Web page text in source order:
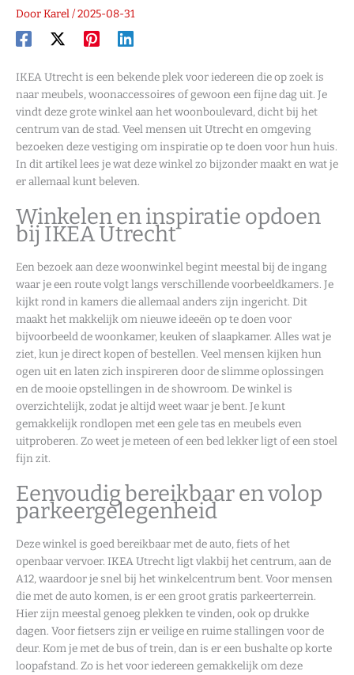
DoorKarel/2025-08-31
IKEA Utrecht is een bekende plek voor iedereen die op zoek is
naar meubels, woonaccessoires of gewoon een fijne dag uit. Je
vindt deze grote winkel aan het woonboulevard, dicht bij het
centrum van de stad. Veel mensen uit Utrecht en omgeving
bezoeken deze vestiging om inspiratie op te doen voor hun huis.
In dit artikel lees je wat deze winkel zo bijzonder maakt en wat je
er allemaal kunt beleven.
Winkelen en inspiratie opdoen
bij IKEA Utrecht
Een bezoek aan deze woonwinkel begint meestal bij de ingang
waar je een route volgt langs verschillende voorbeeldkamers. Je
kijkt rond in kamers die allemaal anders zijn ingericht. Dit
maakt het makkelijk om nieuwe ideeën op te doen voor
bijvoorbeeld de woonkamer, keuken of slaapkamer. Alles wat je
ziet, kun je direct kopen of bestellen. Veel mensen kijken hun
ogen uit en laten zich inspireren door de slimme oplossingen
en de mooie opstellingen in de showroom. De winkel is
overzichtelijk, zodat je altijd weet waar je bent. Je kunt
gemakkelijk rondlopen met een gele tas en meubels even
uitproberen. Zo weet je meteen of een bed lekker ligt of een stoel
fijn zit.
Eenvoudig bereikbaar en volop
parkeergelegenheid
Deze winkel is goed bereikbaar met de auto, fiets of het
openbaar vervoer. IKEA Utrecht ligt vlakbij het centrum, aan de
A12, waardoor je snel bij het winkelcentrum bent. Voor mensen
die met de auto komen, is er een groot gratis parkeerterrein.
Hier zijn meestal genoeg plekken te vinden, ook op drukke
dagen. Voor fietsers zijn er veilige en ruime stallingen voor de
deur. Kom je met de bus of trein, dan is er een bushalte op korte
loopafstand. Zo is het voor iedereen gemakkelijk om deze